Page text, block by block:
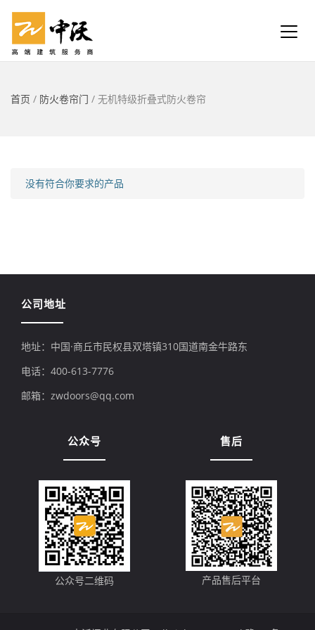
首页 / 防火卷帘门 / 无机特级折叠式防火卷帘
没有符合你要求的产品
公司地址
地址：中国·商丘市民权县双塔镇310国道南金牛路东
电话：400-613-7776
邮箱：zwdoors@qq.com
公众号
公众号二维码
售后
产品售后平台